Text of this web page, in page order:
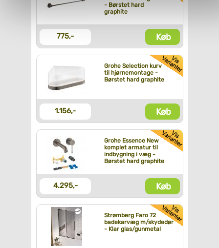
personoplysninger, ved at klikkeher.
- Børstet hard
graphite
775,- Køb
Grohe Selection kurv
til hjørnemontage -
Børstet hard graphite
1.156,- Køb
Grohe Essence New
komplet armatur til
indbygning i væg -
Børstet hard graphite
4.295,- Køb
Strømberg Faro 72
badekarvæg m/skydedør
- Klar glas/gunmetal